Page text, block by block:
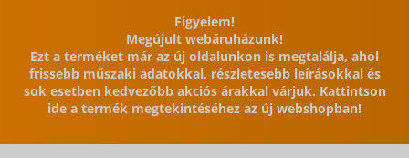
Figyelem!
Megújult webáruházunk!
Ezt a terméket már az új oldalunkon is megtalálja, ahol
frissebb műszaki adatokkal, részletesebb leírásokkal és
sok esetben kedvezőbb akciós árakkal várjuk. Kattintson
ide a termék megtekintéséhez az új webshopban!